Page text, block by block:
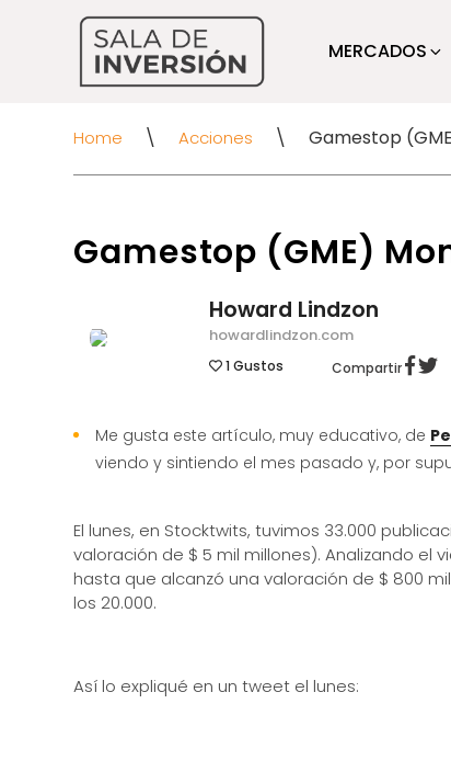
MERCADOS
Home \ Acciones \ Gamestop
Gamestop (GME)
Howard Lindzon
howardlindzon.com
1Gustos Compartir
Me gusta este artículo, muy educativo, de
viendo y sintiendo el mes pasado y, por
El lunes, en Stocktwits, tuvimos 33.000
valoración de $ 5 mil millones). Analizando el
hasta que alcanzó una valoración de $ 800
los 20.000.
Así lo expliqué en un tweet el lunes: